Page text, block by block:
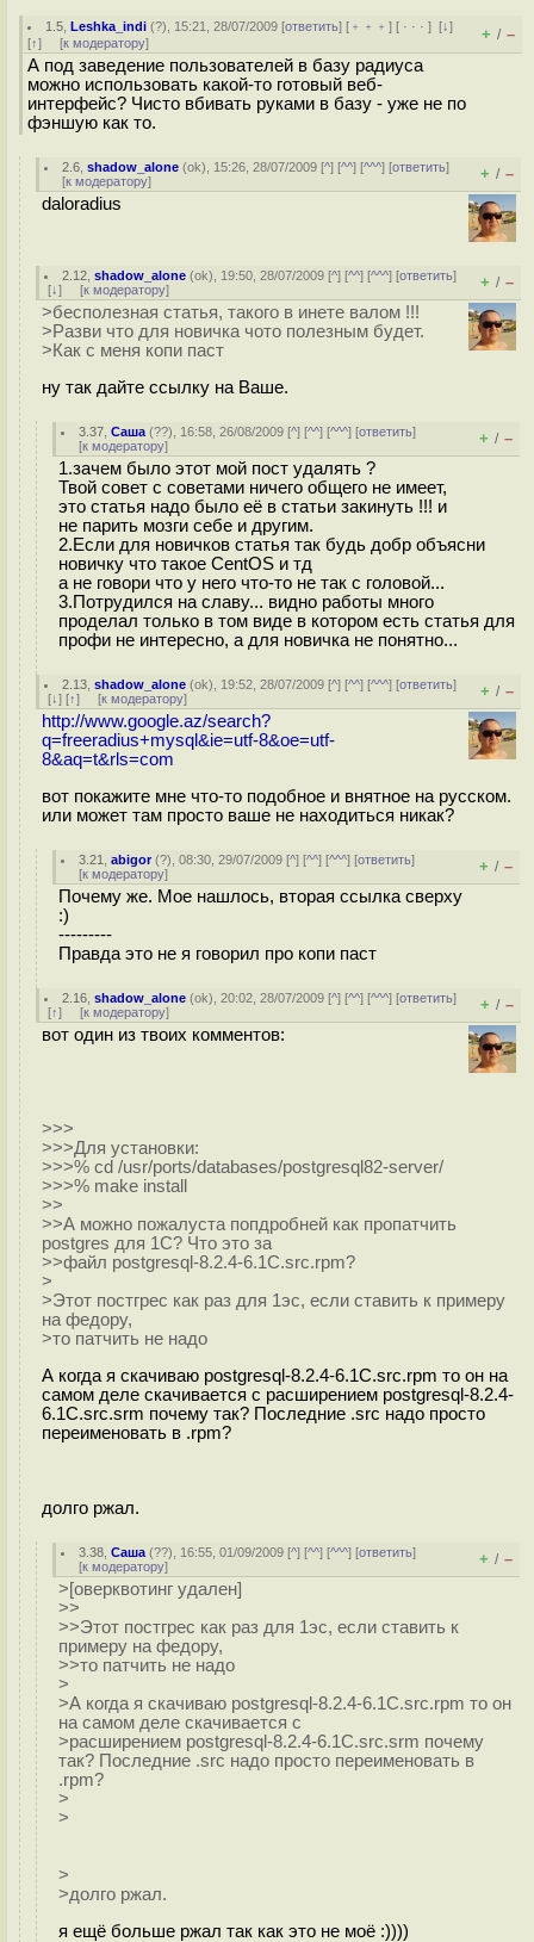
1.5 ,Leshka_indi (?), 15:21, 28/07/2009 [ответить] [ ﹢﹢﹢] [ · · ·][↓]
[↑] [к модератору] + / –
А под заведение пользователей в базу радиуса
можно использовать какой-то готовый веб-
интерфейс? Чисто вбивать руками в базу - уже не по
фэншую как то.
2.6 ,shadow_alone (ok), 15:26, 28/07/2009 [^] [^^] [^^^] [ответить]
[к модератору] + / –
daloradius
2.12 ,shadow_alone (ok), 19:50, 28/07/2009 [^] [^^] [^^^] [ответить]
[↓] [к модератору] + / –
>бесполезная статья, такого в инете валом !!!
>Разви что для новичка чото полезным будет.
>Как с меня копи паст
ну так дайте ссылку на Ваше.
3.37 ,Саша (??), 16:58, 26/08/2009 [^] [^^] [^^^] [ответить]
[к модератору] + / –
1.зачем было этот мой пост удалять ?
Твой совет с советами ничего общего не имеет,
это статья надо было её в статьи закинуть !!! и
не парить мозги себе и другим.
2.Если для новичков статья так будь добр объясни
новичку что такое CentOS и тд
а не говори что у него что-то не так с головой...
3.Потрудился на славу... видно работы много
проделал только в том виде в котором есть статья для
профи не интересно, а для новичка не понятно...
2.13 ,shadow_alone (ok), 19:52, 28/07/2009 [^] [^^] [^^^] [ответить]
[↓] [↑] [к модератору] + / –
http://www.google.az/search?
q=freeradius+mysql&ie=utf-8&oe=utf-
8&aq=t&rls=com
вот покажите мне что-то подобное и внятное на русском.
или может там просто ваше не находиться никак?
3.21 ,abigor(?), 08:30, 29/07/2009 [^] [^^] [^^^] [ответить]
[к модератору] + / –
Почему же. Мое нашлось, вторая ссылка сверху
:)
---------
Правда это не я говорил про копи паст
2.16 ,shadow_alone (ok), 20:02, 28/07/2009 [^] [^^] [^^^] [ответить]
[↑] [к модератору] + / –
вот один из твоих комментов:
>>>
>>>Для установки:
>>>% cd /usr/ports/databases/postgresql82-server/
>>>% make install
>>
>>А можно пожалуста попдробней как пропатчить
postgres для 1С? Что это за
>>файл postgresql-8.2.4-6.1C.src.rpm?
>
>Этот постгрес как раз для 1эс, если ставить к примеру
на федору,
>то патчить не надо
А когда я скачиваю postgresql-8.2.4-6.1C.src.rpm то он на
самом деле скачивается с расширением postgresql-8.2.4-
6.1C.src.srm почему так? Последние .src надо просто
переименовать в .rpm?
долго ржал.
3.38 ,Саша (??), 16:55, 01/09/2009 [^] [^^] [^^^] [ответить]
[к модератору] + / –
>[оверквотинг удален]
>>
>>Этот постгрес как раз для 1эс, если ставить к
примеру на федору,
>>то патчить не надо
>
>А когда я скачиваю postgresql-8.2.4-6.1C.src.rpm то он
на самом деле скачивается с
>расширением postgresql-8.2.4-6.1C.src.srm почему
так? Последние .src надо просто переименовать в
.rpm?
>
>
>
>долго ржал.
я ещё больше ржал так как это не моё :))))